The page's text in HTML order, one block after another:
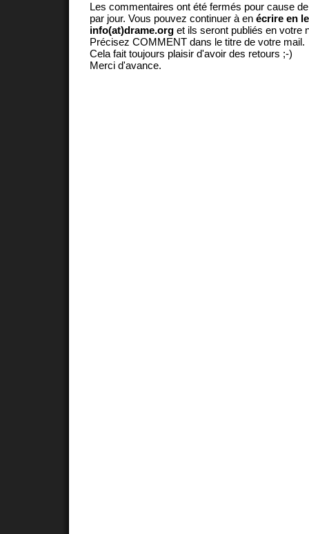
Les commentaires ont été fermés pour cause
par jour. Vous pouvez continuer à en écrire en
info(at)drame.org et ils seront publiés en votre
Précisez COMMENT dans le titre de votre mail.
Cela fait toujours plaisir d'avoir des retours ;-)
Merci d'avance.